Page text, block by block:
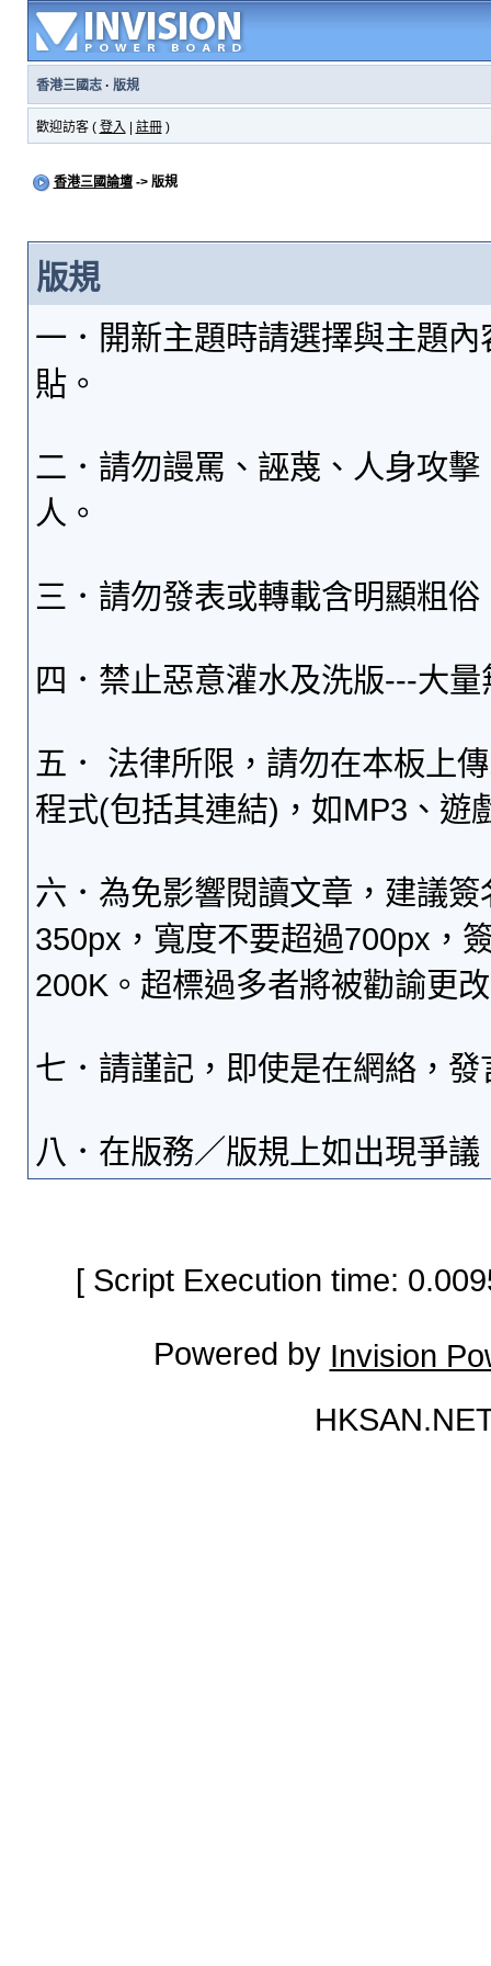
香港三國志· 版規
歡迎訪客 ( 登入 註冊)
香港三國論壇-> 版規
版規
一．開新主題時請選擇與主題
貼。
二．請勿謾罵、誣蔑、人身攻
人。
三．請勿發表或轉載含明顯粗
四．禁止惡意灌水及洗版---大
五． 法律所限，請勿在本板上
程式(包括其連結)，如MP3、遊
六．為免影響閱讀文章，建議
350px，寬度不要超過700px，
200K。超標過多者將被勸諭更
七．請謹記，即使是在網絡，
八．在版務／版規上如出現爭
[ Script Execution time:
Powered by Invision